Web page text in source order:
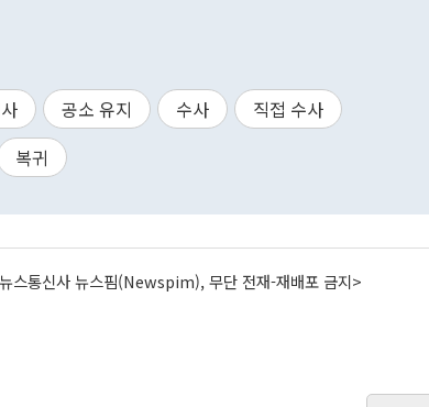
공소 유지 수사
직접 수사
복귀
스통신사 뉴스핌(Newspim), 무단 전재-재배포 금지>